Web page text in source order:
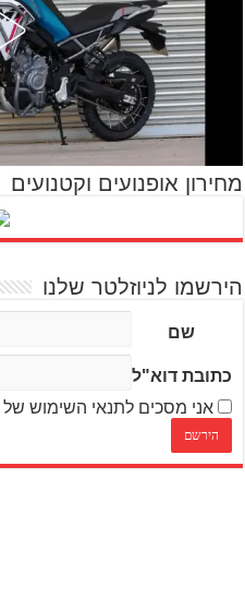
מחירון אופנועים וקטנועים
הירשמו לניוזלטר שלנו
שם
כתובת דוא"ל
אני מסכים לתנאי השימוש